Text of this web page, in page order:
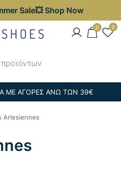
Sale💥 Shop Now
– Επώνυμες Τσάντες στις
0 0
ΜΕ ΑΓΟΡΕΣ ΑΝΩ ΤΩΝ 39€
Arlesiennes